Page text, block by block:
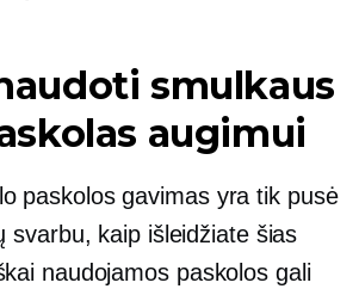
smulkaus
augimui
paskolos gavimas yra tik pusė
svarbu, kaip išleidžiate šias
naudojamos paskolos gali